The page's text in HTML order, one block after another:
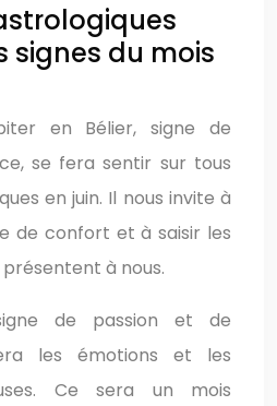
signes du mois
en Bélier, signe de
se fera sentir sur tous
en juin. Il nous invite à
de confort et à saisir les
à nous.
de passion et de
les émotions et les
Ce sera un mois